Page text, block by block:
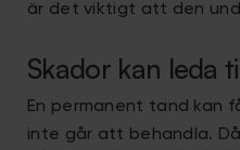
är det viktigt att den
Skador kan leda
En permanent tand kan
inte går att behandla.